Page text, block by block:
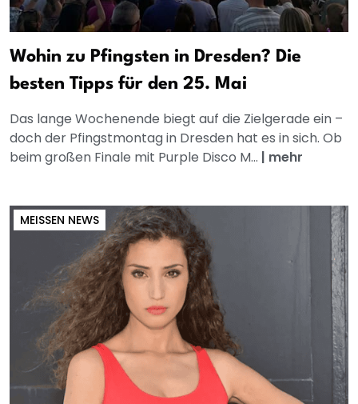
Wohin zu Pfingsten in Dresden? Die
besten Tipps für den 25. Mai
Das lange Wochenende biegt auf die Zielgerade ein –
doch der Pfingstmontag in Dresden hat es in sich. Ob
beim großen Finale mit Purple Disco M... | mehr
MEISSEN NEWS